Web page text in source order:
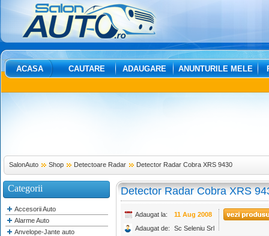
ACASA CAUTARE ADAUGARE ANUNTURILE MELE
SalonAuto Shop Detectoare Radar Detector Radar Cobra XRS 9430
Categorii
Accesorii Auto
Alarme Auto
Anvelope-Jante auto
Detector Radar Cobra XRS
Adaugat la:
11 Aug 2008
Adaugat de:
Sc Seleniu Srl